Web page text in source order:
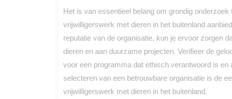
Het is van essentieel belang om grondig
vrijwilligerswerk met dieren in het buitenland
reputatie van de organisatie, kun je ervoor zorgen
dieren en aan duurzame projecten. Verifieer de
voor een programma dat ethisch verantwoord is
selecteren van een betrouwbare organisatie is de
vrijwilligerswerk met dieren in het buitenland.